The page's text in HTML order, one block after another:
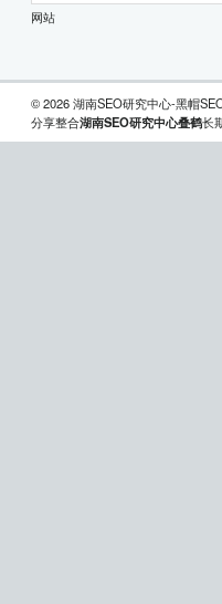
网站
© 2026 湖南SEO研究中心-黑帽
分享整合湖南SEO研究中心叠鹤长